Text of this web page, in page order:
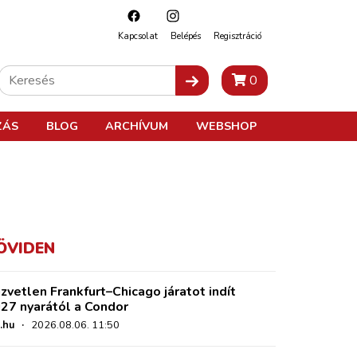
Kapcsolat Belépés Regisztráció
0
BLOG ARCHÍVUM WEBSHOP
Frankfurt–Chicago járatot indít
nyarától a Condor
· 2026.08.06. 11:50